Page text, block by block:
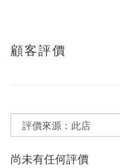
顧客評價
尚未有任何評價